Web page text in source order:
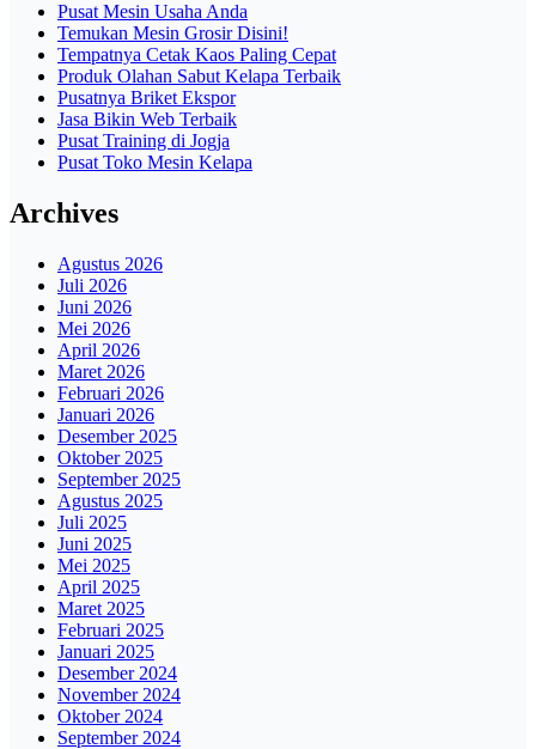
Pusat Mesin Usaha Anda
Temukan Mesin Grosir Disini!
Tempatnya Cetak Kaos Paling Cepat
Produk Olahan Sabut Kelapa Terbaik
Pusatnya Briket Ekspor
Jasa Bikin Web Terbaik
Pusat Training di Jogja
Pusat Toko Mesin Kelapa
Archives
Agustus 2026
Juli 2026
Juni 2026
Mei 2026
April 2026
Maret 2026
Februari 2026
Januari 2026
Desember 2025
Oktober 2025
September 2025
Agustus 2025
Juli 2025
Juni 2025
Mei 2025
April 2025
Maret 2025
Februari 2025
Januari 2025
Desember 2024
November 2024
Oktober 2024
September 2024